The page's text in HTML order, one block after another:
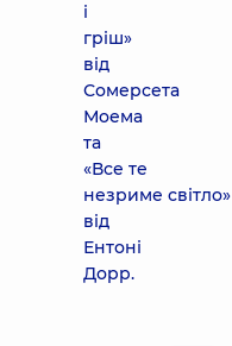
і
гріш»
від
Сомерсета
Моема
та
«Все те
незриме світло»
від
Ентоні
Дорр.